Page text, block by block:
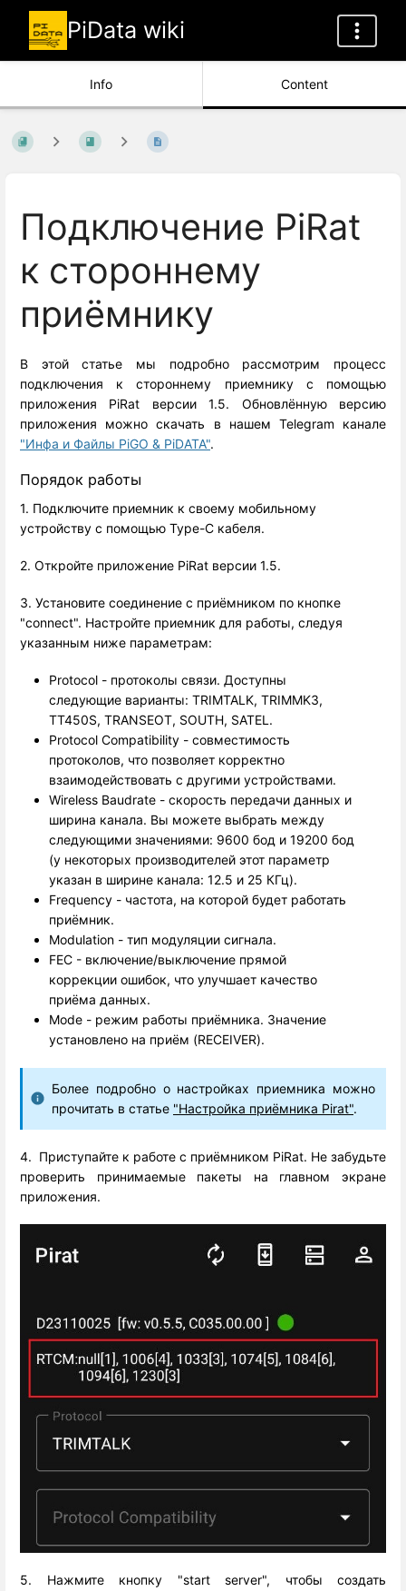
PiData wiki
Info Content
Подключение PiRat
к стороннему
приёмнику
В этой статье мы подробно рассмотрим процесс
подключения к стороннему приемнику с помощью
приложения PiRat версии 1.5. Обновлённую версию
приложения можно скачать в нашем Telegram канале
"Инфа и Файлы PiGO & PiDATA".
Порядок работы
1. Подключите приемник к своему мобильному
устройству с помощью Type-C кабеля.
2. Откройте приложение PiRat версии 1.5.
3. Установите соединение с приёмником по кнопке
"connect". Настройте приемник для работы, следуя
указанным ниже параметрам:
Protocol - протоколы связи. Доступны
следующие варианты: TRIMTALK, TRIMMK3,
TT450S, TRANSEOT, SOUTH, SATEL.
Protocol Compatibility - совместимость
протоколов, что позволяет корректно
взаимодействовать с другими устройствами.
Wireless Baudrate - скорость передачи данных и
ширина канала. Вы можете выбрать между
следующими значениями: 9600 бод и 19200 бод
(у некоторых производителей этот параметр
указан в ширине канала: 12.5 и 25 КГц).
Frequency - частота, на которой будет работать
приёмник.
Modulation - тип модуляции сигнала.
FEC - включение/выключение прямой
коррекции ошибок, что улучшает качество
приёма данных.
Mode - режим работы приёмника. Значение
установлено на приём (RECEIVER).
Более подробно о настройках приемника можно
прочитать в статье "Настройка приёмника Pirat".
4. Приступайте к работе с приёмником PiRat. Не забудьте
проверить принимаемые пакеты на главном экране
приложения.
5. Нажмите кнопку "start server", чтобы создать